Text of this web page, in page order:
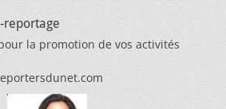
reportage
la promotion de vos activités